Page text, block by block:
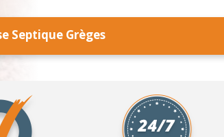
Septique Grèges